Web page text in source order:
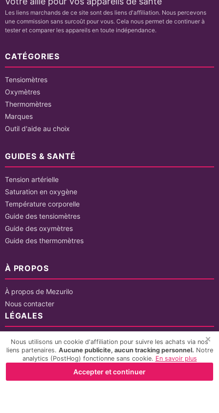
Les liens marchands de ce site sont des liens d'affiliation. Nous percevons
une commission sans surcoût pour vous. Cela nous permet de continuer à
tester et comparer les appareils en toute indépendance.
CATÉGORIES
Tensiomètres
Oxymètres
Thermomètres
Marques
Outil d'aide au choix
GUIDES & SANTÉ
Tension artérielle
Saturation en oxygène
Température corporelle
Guide des tensiomètres
Guide des oxymètres
Guide des thermomètres
À PROPOS
À propos de Mezurilo
Nous contacter
LÉGALES
Mentions légales
Politique de confidentialité
CGU
✕
Nous utilisons un cookie d'affiliation pour suivre les achats via nos
liens partenaires. Aucune publicite, aucun tracking personnel. Notre
analytics (PostHog) fonctionne sans cookie. En savoir plus
Accepter et continuer